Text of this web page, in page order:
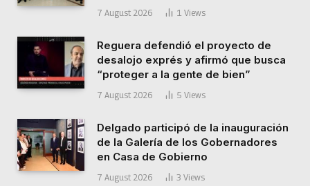
7 August 2026 1 Views
Reguera defendió el proyecto de
desalojo exprés y afirmó que busca
“proteger a la gente de bien”
7 August 2026 5 Views
Delgado participó de la inauguración
de la Galería de los Gobernadores
en Casa de Gobierno
7 August 2026 3 Views